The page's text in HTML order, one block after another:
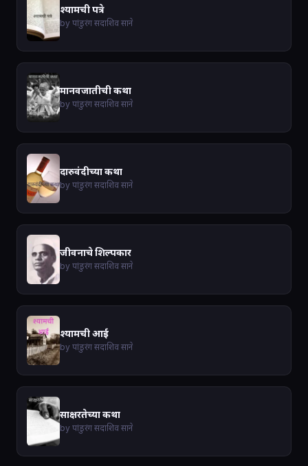
श्यामची पत्रे
by पांडुरंग सदाशिव साने
मानवजातीची कथा
by पांडुरंग सदाशिव साने
दारुवंदीच्या कथा
by पांडुरंग सदाशिव साने
जीवनाचे शिल्पकार
by पांडुरंग सदाशिव साने
श्यामची आई
by पांडुरंग सदाशिव साने
साक्षरतेच्या कथा
by पांडुरंग सदाशिव साने